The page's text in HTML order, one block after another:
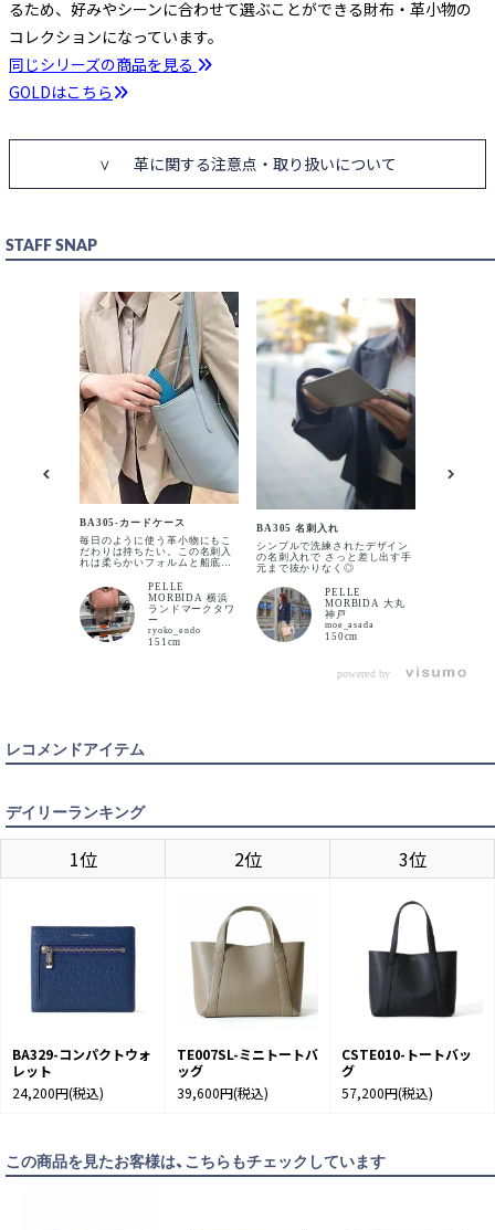
BLUE カートに入れる
GREIGE カートに入れる
NAVY カートに入れる
ORANGE
入荷待ち 入荷お知らせ
WHITE
入荷待ち 入荷お知らせ
るため、好みやシーンに合わせて選ぶことができる財布・革小物の
コレクションになっています。
同じシリーズの商品を見る
GOLDはこちら
革に関する注意点・取り扱いについて
STAFF SNAP
BA305-カードケース
毎日のように使う革小物にもこ
だわりは持ちたい。この名刺入
れは柔らかいフォルムと船底の
を醸し出しています。開けると
キラリとひかるブランドロゴも
あり、名刺交換のシーンをさり
げなく格上げするアイテムで
す。メインはマチ付きのポケッ
トで収納力に優れています。二
PELLE
MORBIDA 横浜
ランドマークタワ
ー
ryoko_endo
151cm
BA305 名刺入れ
シンプルで洗練されたデザイン
の名刺入れで さっと差し出す手
元まで抜かりなく◎
PELLE
MORBIDA 大丸
神戸
moe_asada
150cm
powered by
レコメンドアイテム
デイリーランキング
1位 2位 3位
BA329-コンパクトウォ
レット
24,200円(税込)
TE007SL-ミニトートバ
ッグ
39,600円(税込)
CSTE010-トートバッ
グ
57,200円(税込)
この商品を見たお客様は、こちらもチェックしています